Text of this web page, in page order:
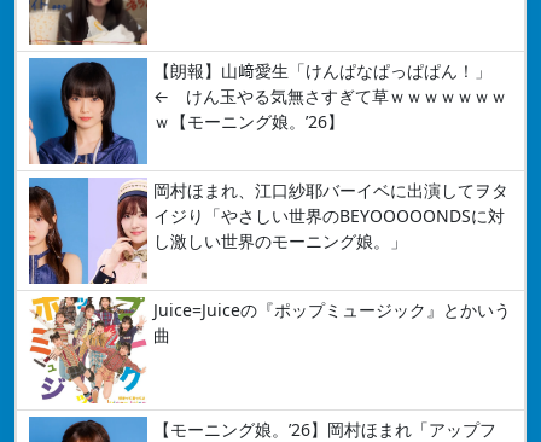
【朗報】山﨑愛生「けんぱなぱっぱぱん！」
← けん玉やる気無さすぎて草ｗｗｗｗｗｗｗ
ｗ【モーニング娘。’26】
岡村ほまれ、江口紗耶バーイベに出演してヲタ
イジり「やさしい世界のBEYOOOOONDSに対
し激しい世界のモーニング娘。」
Juice=Juiceの『ポップミュージック』とかいう
曲
【モーニング娘。’26】岡村ほまれ「アップフ